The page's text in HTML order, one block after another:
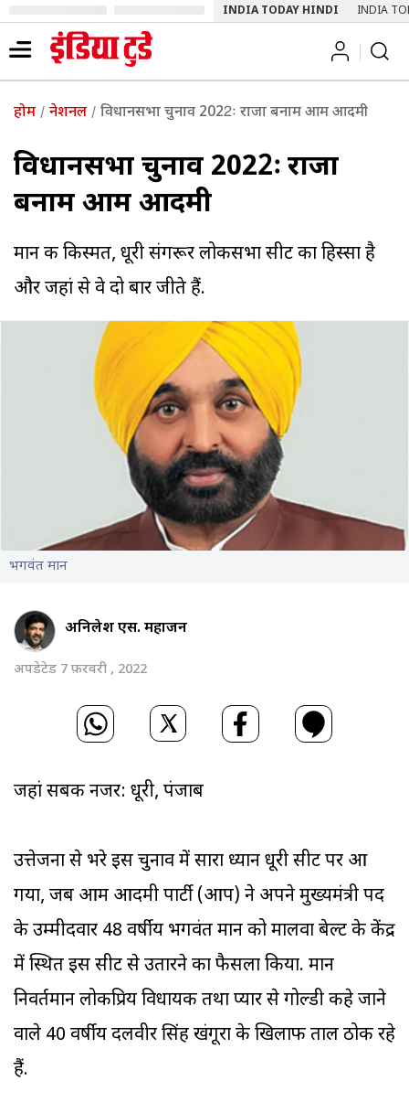
INDIA TODAY HINDI INDIA
होम नेशनल विधानसभा चुनाव 2022ः राजा बनाम आम आदमी
विधानसभा चुनाव 2022ः राजा
बनाम आम आदमी
मान की किस्मत, धूरी संगरूर लोकसभा सीट का हिस्सा है
और जहां से वे दो बार जीते हैं.
भगवंत मान
अनिलेश एस. महाजन
अपडेटेड 7 फ़रवरी , 2022
जहां सबकी नजर: धूरी, पंजाब
उत्तेजना से भरे इस चुनाव में सारा ध्यान धूरी सीट पर आ
गया, जब आम आदमी पार्टी (आप) ने अपने मुख्यमंत्री पद
के उम्मीदवार 48 वर्षीय भगवंत मान को मालवा बेल्ट के केंद्र
में स्थित इस सीट से उतारने का फैसला किया. मान
निवर्तमान लोकप्रिय विधायक तथा प्यार से गोल्डी कहे जाने
वाले 40 वर्षीय दलवीर सिंह खंगूरा के खिलाफ ताल ठोक रहे
हैं.